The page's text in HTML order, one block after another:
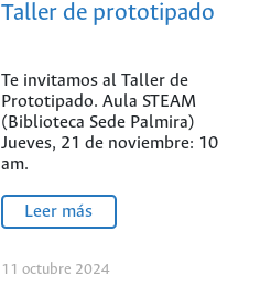
Taller de prototipado
Te invitamos al Taller de
Prototipado. Aula STEAM
(Biblioteca Sede Palmira)
Jueves, 21 de noviembre: 10
am.
Leer más
11 octubre 2024